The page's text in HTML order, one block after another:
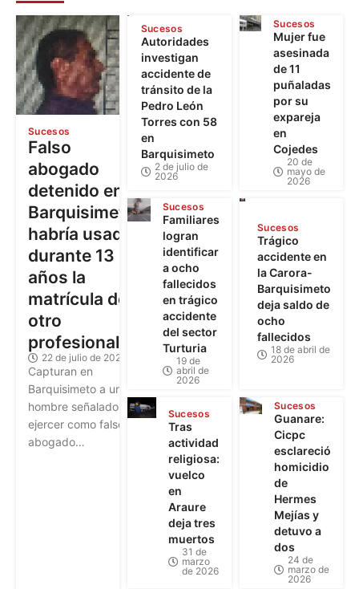
Sucesos
Falso
abogado
detenido en
Barquisimeto:
habría usado
durante 13
años la
matrícula de
otro
profesional
22 de julio de 2026
Capturan en
Barquisimeto a un
hombre señalado de
ejercer como falso
abogado…
Sucesos
Autoridades
investigan
accidente de
tránsito de la
Pedro León
Torres con 58
en
Barquisimeto
2 de julio de
2026
Sucesos
Mujer fue
asesinada
de 11
puñaladas
por su
expareja
en
Cojedes
20 de
mayo de
2026
Sucesos
Familiares
logran
identificar
a ocho
fallecidos
en trágico
accidente
del sector
Turturia
19 de
abril de
2026
Sucesos
Trágico
accidente en
la Carora-
Barquisimeto
deja saldo de
ocho
fallecidos
18 de abril de
2026
Sucesos
Tras
actividad
religiosa:
vuelco
en
Araure
deja tres
muertos
31 de
marzo
de 2026
Sucesos
Guanare:
Cicpc
esclareció
homicidio
de
Hermes
Mejías y
detuvo a
dos
24 de
marzo de
2026